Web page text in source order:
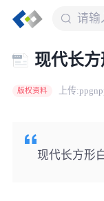
现代长
版权资料 上传
现代长方形